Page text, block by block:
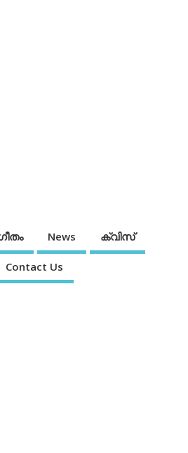
News ക്വിസ്
Contact Us